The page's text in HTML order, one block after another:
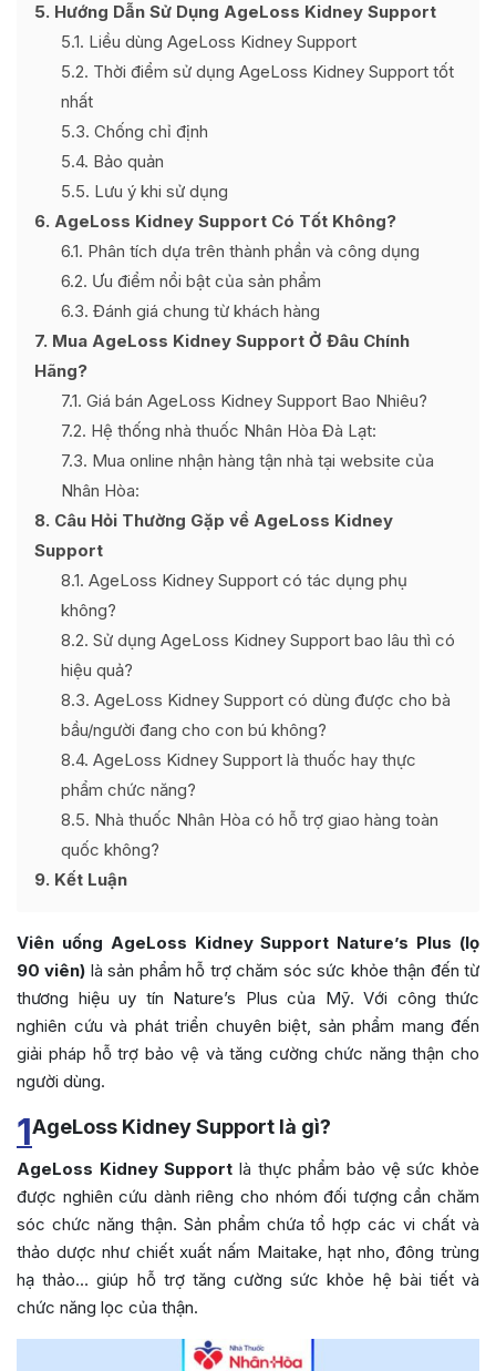
5 Hướng Dẫn Sử Dụng AgeLoss Kidney Support
5.1 Liều dùng AgeLoss Kidney Support
5.2 Thời điểm sử dụng AgeLoss Kidney Support tốt
nhất
5.3 Chống chỉ định
5.4 Bảo quản
5.5 Lưu ý khi sử dụng
6 AgeLoss Kidney Support Có Tốt Không?
6.1 Phân tích dựa trên thành phần và công dụng
6.2 Ưu điểm nổi bật của sản phẩm
6.3 Đánh giá chung từ khách hàng
7 Mua AgeLoss Kidney Support Ở Đâu Chính
Hãng?
7.1 Giá bán AgeLoss Kidney Support Bao Nhiêu?
7.2 Hệ thống nhà thuốc Nhân Hòa Đà Lạt:
7.3 Mua online nhận hàng tận nhà tại website của
Nhân Hòa:
8 Câu Hỏi Thường Gặp về AgeLoss Kidney
Support
8.1 AgeLoss Kidney Support có tác dụng phụ
không?
8.2 Sử dụng AgeLoss Kidney Support bao lâu thì có
hiệu quả?
8.3 AgeLoss Kidney Support có dùng được cho bà
bầu/người đang cho con bú không?
8.4 AgeLoss Kidney Support là thuốc hay thực
phẩm chức năng?
8.5 Nhà thuốc Nhân Hòa có hỗ trợ giao hàng toàn
quốc không?
9 Kết Luận
Viên uống AgeLoss Kidney Support Nature’s Plus (lọ
90 viên) là sản phẩm hỗ trợ chăm sóc sức khỏe thận đến từ
thương hiệu uy tín Nature’s Plus của Mỹ. Với công thức
nghiên cứu và phát triển chuyên biệt, sản phẩm mang đến
giải pháp hỗ trợ bảo vệ và tăng cường chức năng thận cho
người dùng.
1AgeLoss Kidney Support là gì?
AgeLoss Kidney Support là thực phẩm bảo vệ sức khỏe
được nghiên cứu dành riêng cho nhóm đối tượng cần chăm
sóc chức năng thận. Sản phẩm chứa tổ hợp các vi chất và
thảo dược như chiết xuất nấm Maitake, hạt nho, đông trùng
hạ thảo… giúp hỗ trợ tăng cường sức khỏe hệ bài tiết và
chức năng lọc của thận.